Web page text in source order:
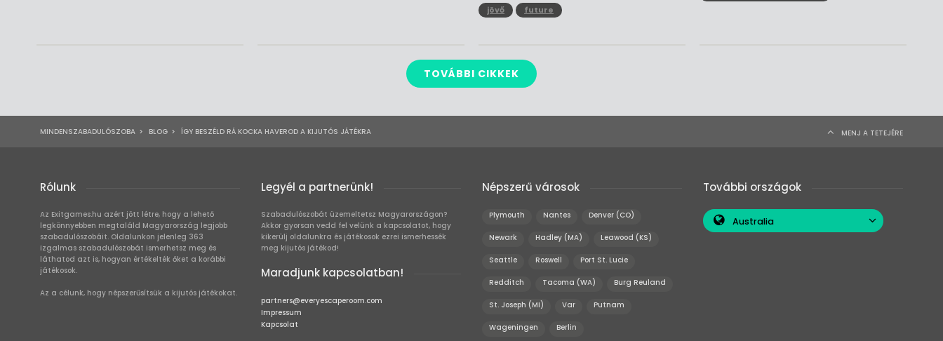
jövő future
TOVÁBBI CIKKEK
MINDENSZABADULÓSZOBA > BLOG > ÍGY BESZÉLD RÁ KOCKA HAVEROD A KIJUTÓS JÁTÉKRA MENJ A TETEJÉRE
Rólunk
Az Exitgames.hu azért jött létre, hogy a lehető
legkönnyebben megtaláld Magyarország legjobb
szabadulószobáit. Oldalunkon jelenleg 363
izgalmas szabadulószobát ismerhetsz meg és
láthatod azt is, hogyan értékelték őket a korábbi
játékosok.
Az a célunk, hogy népszerűsítsük a kijutós játékokat.
Legyél a partnerünk!
Szabadulószobát üzemeltetsz Magyarországon?
Akkor gyorsan vedd fel velünk a kapcsolatot, hogy
kikerülj oldalunkra és játékosok ezrei ismerhessék
meg kijutós játékod!
Maradjunk kapcsolatban!
partners@everyescaperoom.com
Impressum
Kapcsolat
Népszerű városok
Plymouth Nantes Denver (CO)
Newark Hadley (MA) Leawood (KS)
Seattle Roswell Port St. Lucie
Redditch Tacoma (WA) Burg Reuland
St. Joseph (MI) Var Putnam
Wageningen Berlin
További országok
Australia